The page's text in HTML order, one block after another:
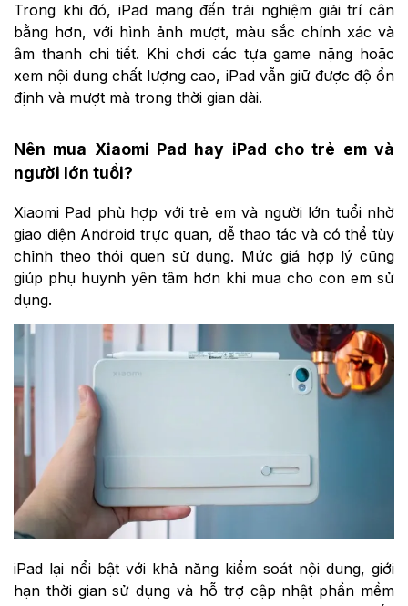
Trong khi đó, iPad mang đến trải nghiệm giải trí cân
bằng hơn, với hình ảnh mượt, màu sắc chính xác và
âm thanh chi tiết. Khi chơi các tựa game nặng hoặc
xem nội dung chất lượng cao, iPad vẫn giữ được độ ổn
định và mượt mà trong thời gian dài.
Nên mua Xiaomi Pad hay iPad cho trẻ em và
người lớn tuổi?
Xiaomi Pad phù hợp với trẻ em và người lớn tuổi nhờ
giao diện Android trực quan, dễ thao tác và có thể tùy
chỉnh theo thói quen sử dụng. Mức giá hợp lý cũng
giúp phụ huynh yên tâm hơn khi mua cho con em sử
dụng.
iPad lại nổi bật với khả năng kiểm soát nội dung, giới
hạn thời gian sử dụng và hỗ trợ cập nhật phần mềm